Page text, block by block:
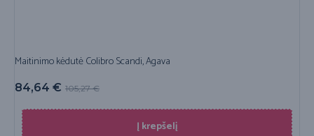
Maitinimo kėdutė Colibro Scandi, Agava
105,27€
84,64 €
Į krepšelį